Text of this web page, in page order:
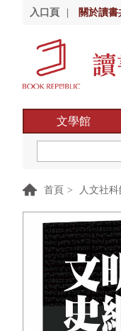
入口頁 關於讀書
文學館
首頁 > 人文社科